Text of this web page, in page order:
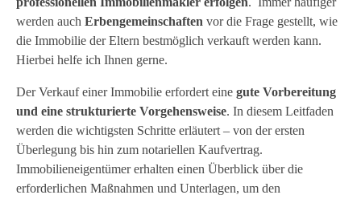
werden auch Erbengemeinschaften vor die Frage gestellt, wie
die Immobilie der Eltern bestmöglich verkauft werden kann.
Hierbei helfe ich Ihnen gerne.
Der Verkauf einer Immobilie erfordert eine gute Vorbereitung
und eine strukturierte Vorgehensweise. In diesem Leitfaden
werden die wichtigsten Schritte erläutert – von der ersten
Überlegung bis hin zum notariellen Kaufvertrag.
Immobilieneigentümer erhalten einen Überblick über die
erforderlichen Maßnahmen und Unterlagen, um den